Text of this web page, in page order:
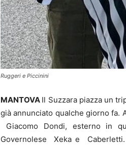
Ruggeri e Piccinini
MANTOVA Il Suzzara piazza un
già annunciato qualche giorno fa.
Giacomo Dondi, esterno in
Governolese Xeka e